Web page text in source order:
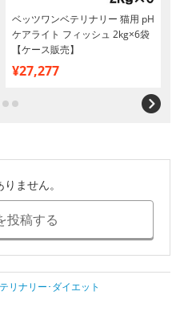
ベッツワンベテリナリー 猫用 pH
ケアライト フィッシュ 2kg×6袋
【ケース販売】
¥27,277
ません。
投稿する
リナリー･ダイエット